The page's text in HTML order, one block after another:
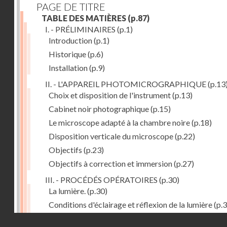
PAGE DE TITRE
TABLE DES MATIÈRES (p.87)
I. - PRÉLIMINAIRES (p.1)
Introduction(p.1)
Historique(p.6)
Installation(p.9)
II. - L'APPAREIL PHOTOMICROGRAPHIQUE
Choix et disposition de l'instrument(p.13)
Cabinet noir photographique(p.15)
Le microscope adapté à la chambre noire(p.18)
Disposition verticale du microscope(p.22)
Objectifs (p.23)
Objectifs à correction et immersion(p.27)
III. - PROCÉDÉS OPÉRATOIRES (p.30)
La lumière. (p.30)
Conditions d'éclairage et réflexion de la lumière